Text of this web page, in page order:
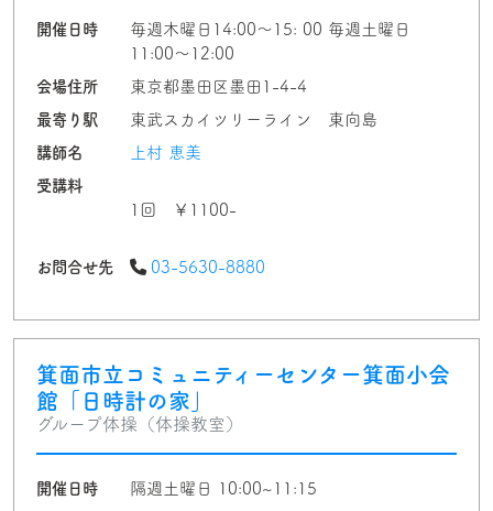
開催日時
毎週木曜日14:00〜15: 00 毎週土曜日
11:00〜12:00
会場住所
東京都墨田区墨田1-4-4
最寄り駅
東武スカイツリーライン 東向島
講師名
上村 恵美
受講料
1回 ￥1100-
お問合せ先 03-5630-8880
箕面市立コミュニティーセンター箕面小会
館「日時計の家」
グループ体操（体操教室）
開催日時
隔週土曜日 10:00~11:15